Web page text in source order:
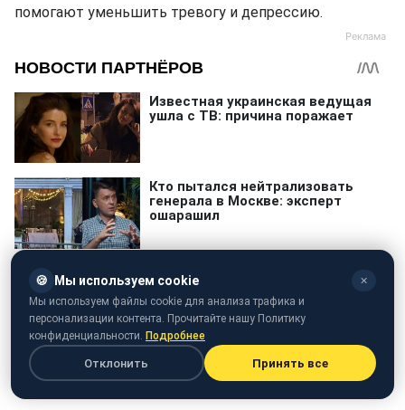
помогают уменьшить тревогу и депрессию.
Витамины продукти Здоровое питание
🍪 Мы используем cookie ✕
Мы используем файлы cookie для анализа трафика и
персонализации контента. Прочитайте нашу Политику
конфиденциальности. Подробнее
Отклонить Принять все